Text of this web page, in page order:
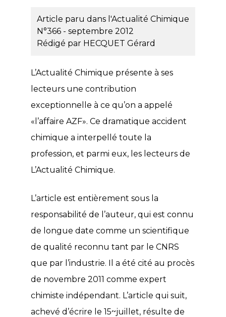
Article paru dans l'Actualité Chimique
N°366 - septembre 2012
Rédigé par HECQUET Gérard
L’Actualité Chimique présente à ses
lecteurs une contribution
exceptionnelle à ce qu’on a appelé
«l’affaire AZF». Ce dramatique accident
chimique a interpellé toute la
profession, et parmi eux, les lecteurs de
L’Actualité Chimique.
L’article est entièrement sous la
responsabilité de l’auteur, qui est connu
de longue date comme un scientifique
de qualité reconnu tant par le CNRS
que par l’industrie. Il a été cité au procès
de novembre 2011 comme expert
chimiste indépendant. L’article qui suit,
achevé d’écrire le 15~juillet, résulte de